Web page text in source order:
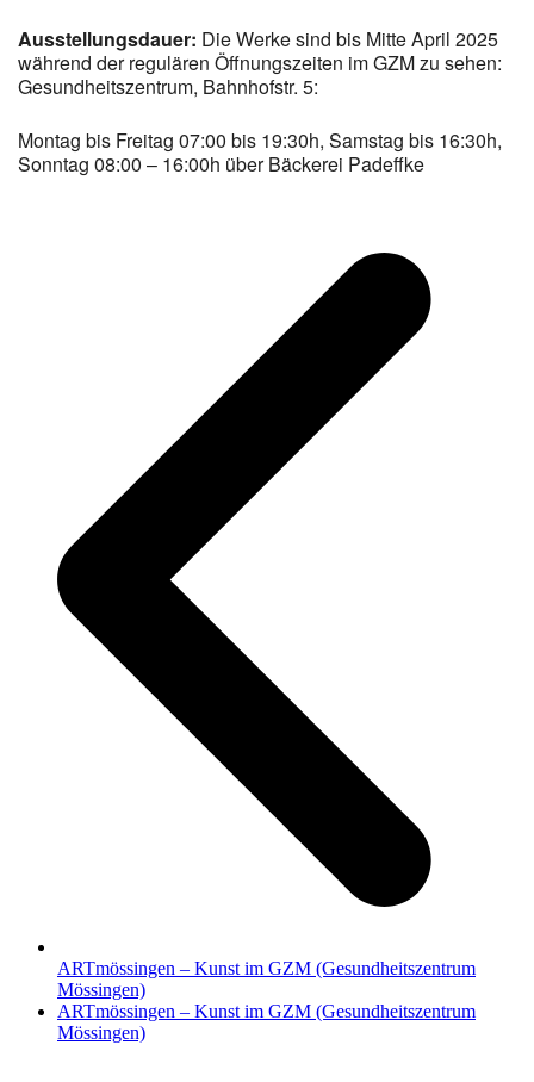
Ausstellungsdauer: Die Werke sind bis Mitte April 2025
während der regulären Öffnungszeiten im GZM zu sehen:
Gesundheitszentrum, Bahnhofstr. 5:
Montag bis Freitag 07:00 bis 19:30h, Samstag bis 16:30h,
Sonntag 08:00 – 16:00h über Bäckerei Padeffke
ARTmössingen – Kunst im GZM (Gesundheitszentrum
Mössingen)
Nächster
Beitrag:
ARTmössingen – Kunst im GZM (Gesundheitszentrum
Mössingen)